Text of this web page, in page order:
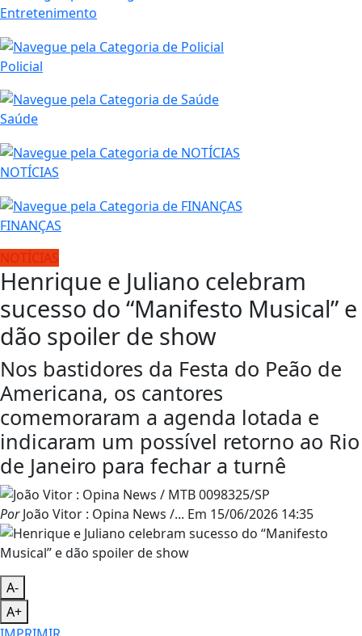
Entretenimento
Policial
Saúde
NOTÍCIAS
FINANÇAS
NOTÍCIAS
Henrique e Juliano celebram
sucesso do “Manifesto Musical” e
dão spoiler de show
Nos bastidores da Festa do Peão de
Americana, os cantores
comemoraram a agenda lotada e
indicaram um possível retorno ao Rio
de Janeiro para fechar a turnê
PorJoão Vitor : Opina News /... Em 15/06/2026 14:35
A-
A+